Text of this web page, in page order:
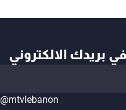
بريدك الالكتروني
@mtvlebanon